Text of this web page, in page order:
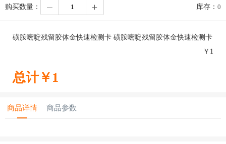
购买数量： 库存： 0
磺胺嘧啶残留胶体金快速检测卡 磺胺嘧啶残留胶体金快速检测卡
￥ 1
总计￥ 1
商品详情 商品参数